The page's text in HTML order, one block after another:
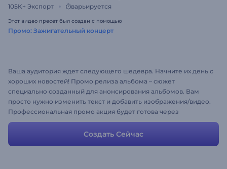
105K+ Экспорт варьируется
Этот видео пресет был создан с помощью
Промо: Зажигательный концерт
Ваша аудитория ждет следующего шедевра. Начните их день с
хороших новостей! Промо релиза альбома – сюжет
специально созданный для анонсирования альбомов. Вам
просто нужно изменить текст и добавить изображения/видео.
Профессиональная промо акция будет готова через
несколько минут!
Создать Сейчас